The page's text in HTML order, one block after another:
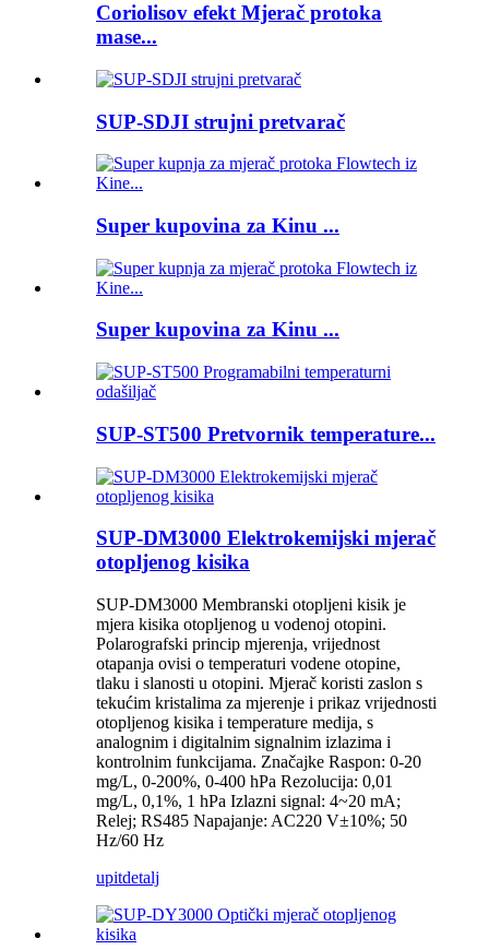
Coriolisov efekt Mjerač protoka
mase...
SUP-SDJI strujni pretvarač
Super kupovina za Kinu ...
Super kupovina za Kinu ...
SUP-ST500 Pretvornik temperature...
SUP-DM3000 Elektrokemijski mjerač
otopljenog kisika
SUP-DM3000 Membranski otopljeni kisik je
mjera kisika otopljenog u vodenoj otopini.
Polarografski princip mjerenja, vrijednost
otapanja ovisi o temperaturi vodene otopine,
tlaku i slanosti u otopini. Mjerač koristi zaslon s
tekućim kristalima za mjerenje i prikaz vrijednosti
otopljenog kisika i temperature medija, s
analognim i digitalnim signalnim izlazima i
kontrolnim funkcijama. Značajke Raspon: 0-20
mg/L, 0-200%, 0-400 hPa Rezolucija: 0,01
mg/L, 0,1%, 1 hPa Izlazni signal: 4~20 mA;
Relej; RS485 Napajanje: AC220 V±10%; 50
Hz/60 Hz
upitdetalj